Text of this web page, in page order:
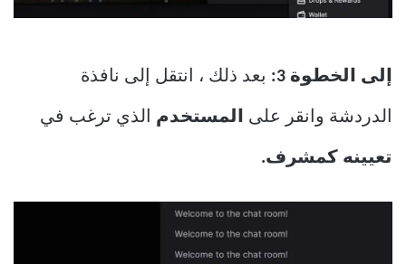
إلى الخطوة 3: بعد ذلك ، انتقل إلى نافذة
الدردشة وانقر على المستخدم الذي ترغب في
تعيينه كمشرف.